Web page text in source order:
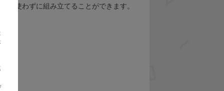
使わずに組み立てることができます。